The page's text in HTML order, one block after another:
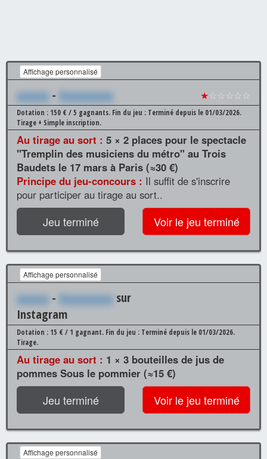
Affichage personnalisé
xxxxxx - Xxxxxxxxxx ★☆☆☆☆☆
Dotation : 150 € / 5 gagnants. Fin du jeu : Terminé depuis le 01/03/2026.
Tirage + Simple inscription.
Au tirage au sort : 5 × 2 places pour le spectacle
"Tremplin des musiciens du métro" au Trois
Baudets le 17 mars à Paris (≈30 €)
Principe du jeu-concours : Il suffit de s'inscrire
pour participer au tirage au sort..
Jeu terminé Voir le jeu terminé
Affichage personnalisé
xxxxxx - Xxxxxxxxxx sur
Instagram
Dotation : 15 € / 1 gagnant. Fin du jeu : Terminé depuis le 01/03/2026.
Tirage.
Au tirage au sort : 1 × 3 bouteilles de jus de
pommes Sous le pommier (≈15 €)
Jeu terminé Voir le jeu terminé
Affichage personnalisé